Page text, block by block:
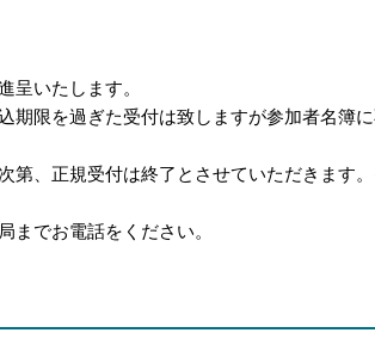
いたします。
限を過ぎた受付は致しますが参加者名簿
、正規受付は終了とさせていただきます
でお電話をください。